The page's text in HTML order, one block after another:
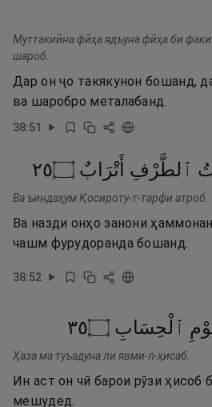
Муттакиӣна фӣҳа ядъуна фӣҳа би
шароб.
Дар он ҷо такякунон бошанд,
ва шаробро металабанд.
38:51
ٱلطَّرْفِ أَتْرَابٌ ۝٥٢
Ва ъиндаҳум Қосироту-т-тарфи атроб.
Ва назди онҳо занони
чашм фурудоранда бошанд.
38:52
ٱلْحِسَابِ ۝٥٣
Ҳаза ма туъадуна ли явми-л-ҳисаб.
Ин аст он чӣ барои рӯзи ҳисоб
мешудед.